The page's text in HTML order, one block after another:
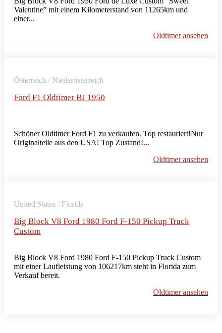
Valentine” mit einem Kilometerstand von 11265km und
einer...
Oldtimer ansehen
Österreich / Niederösterreich
Ford F1 Oldtimer BJ 1950
Schöner Oldtimer Ford F1 zu verkaufen. Top restauriert!Nur
Originalteile aus den USA! Top Zustand!...
Oldtimer ansehen
United States / Florida
Big Block V8 Ford 1980 Ford F-150 Pickup Truck
Custom
Big Block V8 Ford 1980 Ford F-150 Pickup Truck Custom
mit einer Laufleistung von 106217km steht in Florida zum
Verkauf bereit.
Oldtimer ansehen